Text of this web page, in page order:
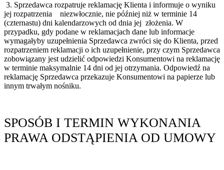
3. Sprzedawca rozpatruje reklamację Klienta i informuje o wyniku
jej rozpatrzenia niezwłocznie, nie później niż w terminie 14
(czternastu) dni kalendarzowych od dnia jej złożenia. W
przypadku, gdy podane w reklamacjach dane lub informacje
wymagałyby uzupełnienia Sprzedawca zwróci się do Klienta, przed
rozpatrzeniem reklamacji o ich uzupełnienie, przy czym Sprzedawca
zobowiązany jest udzielić odpowiedzi Konsumentowi na reklamację
w terminie maksymalnie 14 dni od jej otrzymania. Odpowiedź na
reklamację Sprzedawca przekazuje Konsumentowi na papierze lub
innym trwałym nośniku.
SPOSÓB I TERMIN WYKONANIA
PRAWA ODSTĄPIENIA OD UMOWY